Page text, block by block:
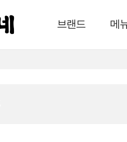
브랜드 메